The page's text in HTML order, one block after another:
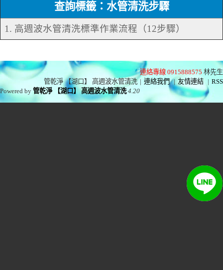
查詢標籤：水管清洗步驟
1. 高週波水管清洗標準作業流程（12步驟）
連絡專線 0915888575 林先生
管乾淨 【湖口】 高週波水管清洗 | 連絡我們 | 友情連結 | RSS
Powered by管乾淨 【湖口】 高週波水管清洗 4.20